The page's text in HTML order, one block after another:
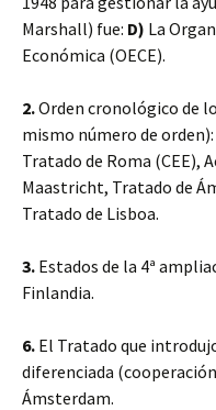
Marshall) fue: D) La
Económica (OECE).
2.Orden cronológico de
mismo número de orden):
Tratado de Roma (CEE),
Maastricht, Tratado de
Tratado de Lisboa.
3. Estados de la 4ª
Finlandia.
6. El Tratado que
diferenciada
Ámsterdam.